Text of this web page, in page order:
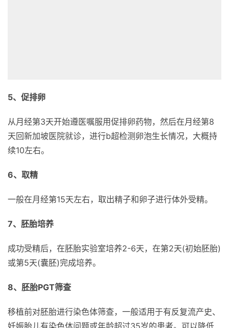
5、促排卵
从月经第3天开始遵医嘱服用促排卵药物，然后在月经第8
天回新加坡医院就诊，进行b超检测卵泡生长情况，大概持
续10左右。
6、取精
一般在月经第15天左右，取出精子和卵子进行体外受精。
7、胚胎培养
成功受精后，在胚胎实验室培养2-6天，在第2天(初始胚胎)
或第5天(囊胚)完成培养。
8、胚胎PGT筛查
移植前对胚胎进行染色体筛查，一般适用于有反复流产史、
妊娠胎儿有染色体问题或年龄超过35岁的患者。可以降低